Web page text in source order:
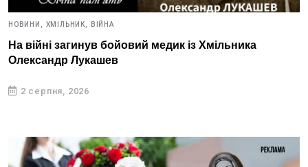
НОВИНИ, ХМІЛЬНИК, ВІЙНА
На війні загинув бойовий медик із Хмільника
Олександр Лукашев
2 серпня, 2026